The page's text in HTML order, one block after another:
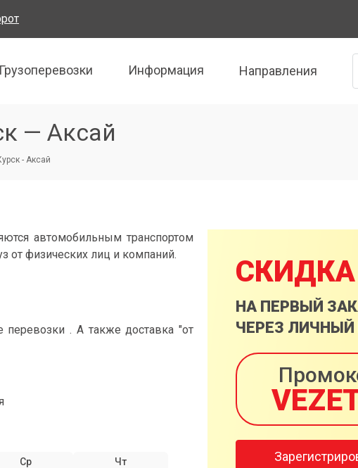
Грузоперевозки Информация Направления
— Аксай
- Аксай
автомобильным транспортом
от физических лиц и компаний.
. А также доставка "от
Ср
Чт
СКИДКА
НА ПЕРВЫЙ
ЧЕРЕЗ ЛИЧНЫЙ